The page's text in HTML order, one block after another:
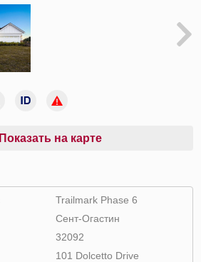
Показать на карте
Trailmark Phase 6
Сент-Огастин
32092
101 Dolcetto Drive